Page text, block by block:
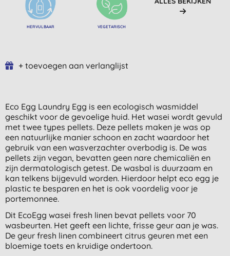
HERVULBAAR VEGETARISCH
+ toevoegen aan verlanglijst
Eco Egg Laundry Egg is een ecologisch wasmiddel
geschikt voor de gevoelige huid. Het wasei wordt gevuld
met twee types pellets. Deze pellets maken je was op
een natuurlijke manier schoon en zacht waardoor het
gebruik van een wasverzachter overbodig is. De was
pellets zijn vegan, bevatten geen nare chemicaliën en
zijn dermatologisch getest. De wasbal is duurzaam en
kan telkens bijgevuld worden. Hierdoor helpt eco egg je
plastic te besparen en het is ook voordelig voor je
portemonnee.
Dit EcoEgg wasei fresh linen bevat pellets voor 70
wasbeurten. Het geeft een lichte, frisse geur aan je was.
De geur fresh linen combineert citrus geuren met een
bloemige toets en kruidige ondertoon.